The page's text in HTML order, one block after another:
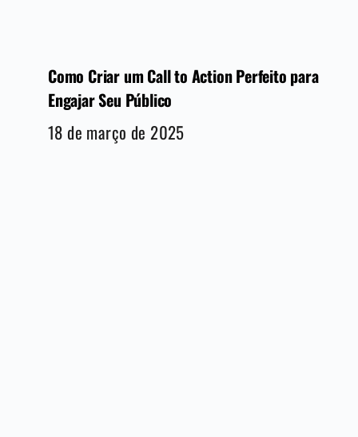
Como Criar um Call to Action Perfeito para
Engajar Seu Público
18 de março de 2025